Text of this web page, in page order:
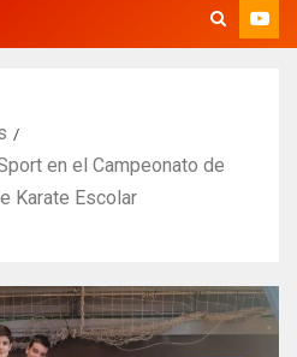
en el Campeonato de
Karate Escolar